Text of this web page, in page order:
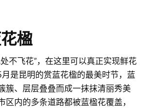
楹
不飞花”，在这里可以真正实现鲜花
是昆明的赏蓝花楹的最美时节，蓝
簇、层层叠叠而成一抹抹清丽秀美
区内的多条道路都被蓝楹花覆盖，